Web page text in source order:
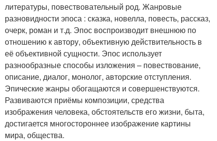
литературы, повествовательный род. Жанровые
разновидности эпоса : сказка, новелла, повесть, рассказ,
очерк, роман и т.д. Эпос воспроизводит внешнюю по
отношению к автору, объективную действительность в
её объективной сущности. Эпос использует
разнообразные способы изложения – повествование,
описание, диалог, монолог, авторские отступления.
Эпические жанры обогащаются и совершенствуются.
Развиваются приёмы композиции, средства
изображения человека, обстоятельств его жизни, быта,
достигается многостороннее изображение картины
мира, общества.